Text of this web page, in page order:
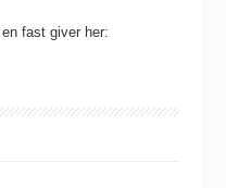
fast giver her: